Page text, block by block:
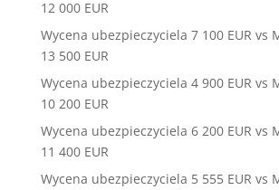
12 000 EUR
Wycena ubezpieczyciela 7 100 EUR vs
13 500 EUR
Wycena ubezpieczyciela 4 900 EUR vs
10 200 EUR
Wycena ubezpieczyciela 6 200 EUR vs
11 400 EUR
Wycena ubezpieczyciela 5 555 EUR vs